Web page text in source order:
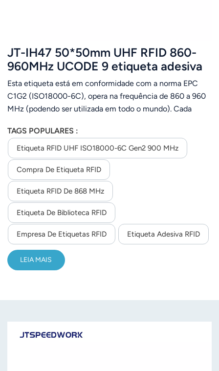
JT-IH47 50*50mm UHF RFID 860-
960MHz UCODE 9 etiqueta adesiva
Esta etiqueta está em conformidade com a norma EPC
C1G2 (ISO18000-6C), opera na frequência de 860 a 960
MHz (podendo ser utilizada em todo o mundo). Cada
É projetado para gerenciamento de vestuário,
rastreamento de bagagens em aeroportos, gerenciamento
logístico, gerenciamento de ativos, etc.
TAGS POPULARES :
Etiqueta RFID UHF ISO18000-6C Gen2 900 MHz
Compra De Etiqueta RFID
Etiqueta RFID De 868 MHz
Etiqueta De Biblioteca RFID
Empresa De Etiquetas RFID Etiqueta Adesiva RFID
LEIA MAIS